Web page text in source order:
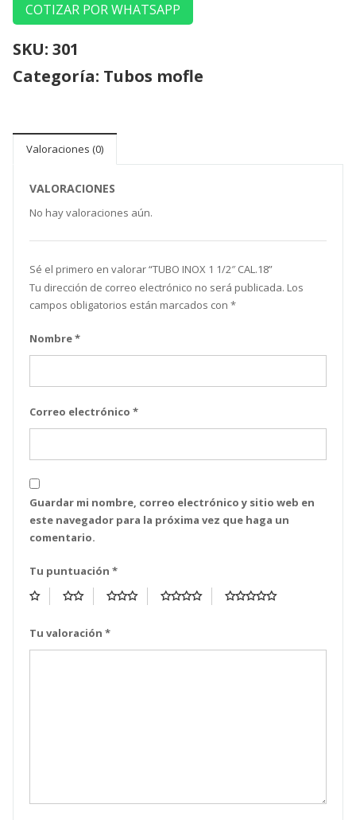
COTIZAR POR WHATSAPP
SKU: 301
Categoría: Tubos mofle
Valoraciones (0)
VALORACIONES
No hay valoraciones aún.
Sé el primero en valorar “TUBO INOX 1 1/2″ CAL.18”
Tu dirección de correo electrónico no será publicada. Los
campos obligatorios están marcados con *
Nombre*
Correo electrónico *
Guardar mi nombre, correo electrónico y sitio web en
este navegador para la próxima vez que haga un
comentario.
Tu puntuación *
Tu valoración *